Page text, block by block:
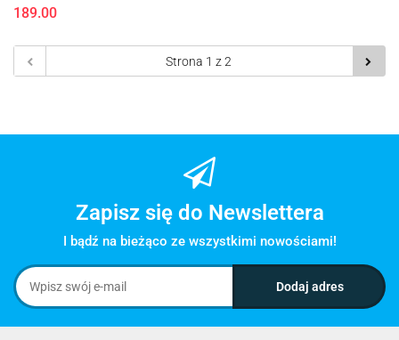
189.00
Zapisz się do Newslettera
I bądź na bieżąco ze wszystkimi nowościami!